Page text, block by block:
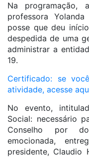
Na programação,
professora
posse que deu
despedida de uma
administrar a
19.
Certificado: se
atividade, acesse
No evento,
Social: necessário
Conselho por
emocionada,
presidente, Claudio